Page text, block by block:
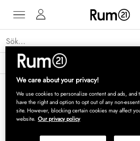
Få 15 % rabatt på Grythyttan Stålmöbler* →
We care about your privacy!
We use cookies to personalize content and ads, and
have the right and option to opt out of any non-
site. However, blocking certain cookies may affect
website. Our privacy policy